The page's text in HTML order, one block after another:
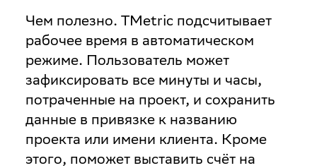
Чем полезно. TMetric подсчитывает
рабочее время в автоматическом
режиме. Пользователь может
зафиксировать все минуты и часы,
потраченные на проект, и сохранить
данные в привязке к названию
проекта или имени клиента. Кроме
этого, поможет выставить счёт на